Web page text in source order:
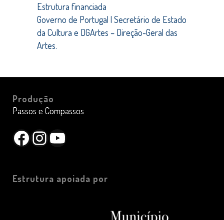
Estrutura financiada
Governo de Portugal | Secretário de Estado
da Cultura e DGArtes – Direção-Geral das
Artes.
Produção
Passos e Compassos
Facebook
Instagram
YouTube
Estrutura apoiada por